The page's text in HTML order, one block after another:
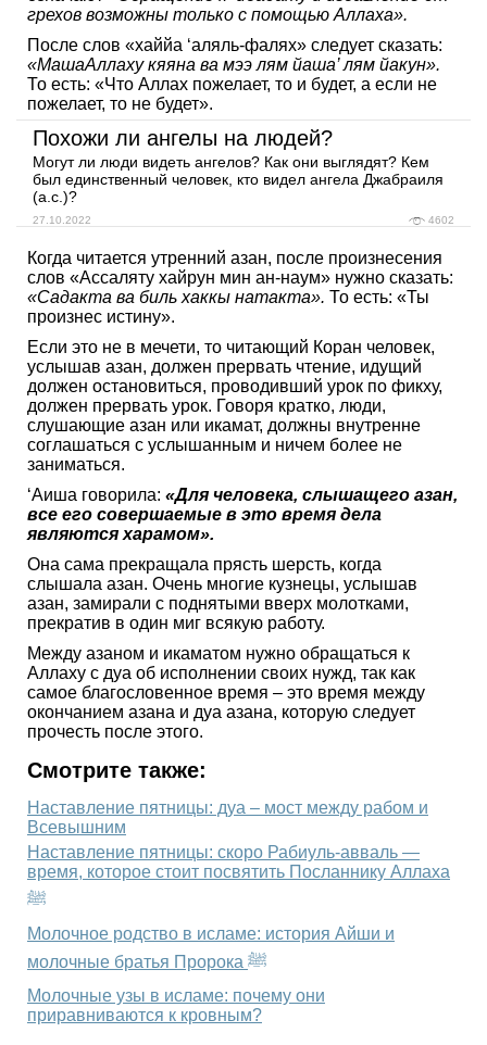
грехов возможны только с помощью Аллаха».
После слов «хаййа ‘аляль-фалях» следует сказать:
«МашаАллаху кяяна ва мээ лям йаша’ лям йакун».
То есть: «Что Аллах пожелает, то и будет, а если не
пожелает, то не будет».
Похожи ли ангелы на людей?
Могут ли люди видеть ангелов? Как они выглядят? Кем
был единственный человек, кто видел ангела Джабраиля
(а.с.)?
27.10.2022 4602
Когда читается утренний азан, после произнесения
слов «Ассаляту хайрун мин ан-наум» нужно сказать:
«Садакта ва биль хаккы натакта». То есть: «Ты
произнес истину».
Если это не в мечети, то читающий Коран человек,
услышав азан, должен прервать чтение, идущий
должен остановиться, проводивший урок по фикху,
должен прервать урок. Говоря кратко, люди,
слушающие азан или икамат, должны внутренне
соглашаться с услышанным и ничем более не
заниматься.
‘Аиша говорила: «Для человека, слышащего азан,
все его совершаемые в это время дела
являются харамом».
Она сама прекращала прясть шерсть, когда
слышала азан. Очень многие кузнецы, услышав
азан, замирали с поднятыми вверх молотками,
прекратив в один миг всякую работу.
Между азаном и икаматом нужно обращаться к
Аллаху с дуа об исполнении своих нужд, так как
самое благословенное время – это время между
окончанием азана и дуа азана, которую следует
прочесть после этого.
Смотрите также:
Наставление пятницы: дуа – мост между рабом и
Всевышним
Наставление пятницы: скоро Рабиуль-авваль —
время, которое стоит посвятить Посланнику Аллаха
ﷺ
Молочное родство в исламе: история Айши и
молочные братья Пророка ﷺ
Молочные узы в исламе: почему они
приравниваются к кровным?